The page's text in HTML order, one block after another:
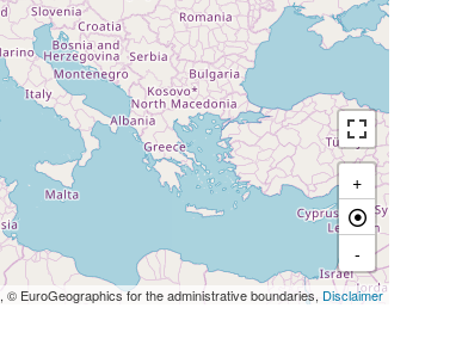
+
-
, © EuroGeographics for the administrative boundaries, Disclaimer